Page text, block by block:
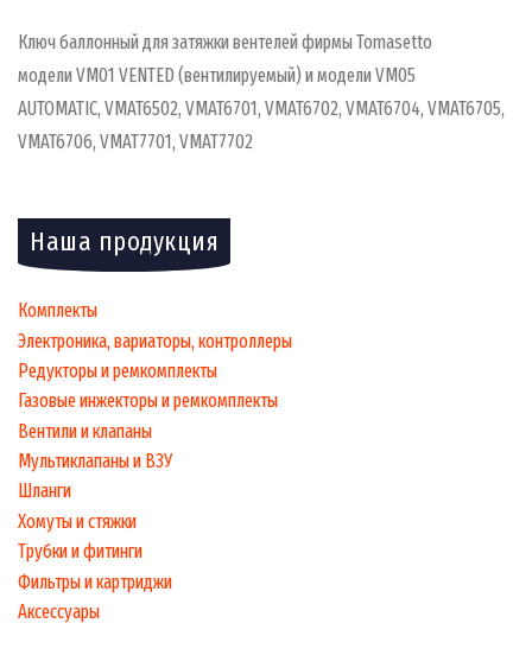
Ключ баллонный для затяжки вентелей фирмы Tomasetto
модели VM01 VENTED (вентилируемый) и модели VM05
AUTOMATIC, VMAT6502, VMAT6701, VMAT6702, VMAT6704, VMAT6705,
VMAT6706, VMAT7701, VMAT7702
Наша продукция
Комплекты
Электроника, вариаторы, контроллеры
Редукторы и ремкомплекты
Газовые инжекторы и ремкомплекты
Вентили и клапаны
Мультиклапаны и ВЗУ
Шланги
Хомуты и стяжки
Трубки и фитинги
Фильтры и картриджи
Аксессуары